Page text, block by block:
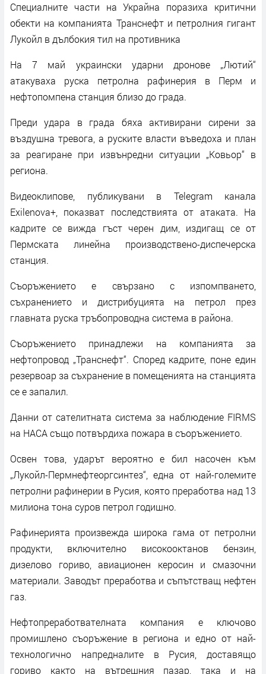
Специалните части на Украйна поразиха критични
обекти на компанията Транснефт и петролния гигант
Лукойл в дълбокия тил на противника
На 7 май украински ударни дронове „Лютий“
атакуваха руска петролна рафинерия в Перм и
нефтопомпена станция близо до града.
Преди удара в града бяха активирани сирени за
въздушна тревога, а руските власти въведоха и план
за реагиране при извънредни ситуации „Ковьор“ в
региона.
Видеоклипове, публикувани в Telegram канала
Exilenova+, показват последствията от атаката. На
кадрите се вижда гъст черен дим, издигащ се от
Пермската линейна производствено-диспечерска
станция.
Съоръжението е свързано с изпомпването,
съхранението и дистрибуцията на петрол през
главната руска тръбопроводна система в района.
Съоръжението принадлежи на компанията за
нефтопровод „Транснефт“. Според кадрите, поне един
резервоар за съхранение в помещенията на станцията
се е запалил.
Данни от сателитната система за наблюдение FIRMS
на НАСА също потвърдиха пожара в съоръжението.
Освен това, ударът вероятно е бил насочен към
„Лукойл-Пермнефтеоргсинтез“, една от най-големите
петролни рафинерии в Русия, която преработва над 13
милиона тона суров петрол годишно.
Рафинерията произвежда широка гама от петролни
продукти, включително високооктанов бензин,
дизелово гориво, авиационен керосин и смазочни
материали. Заводът преработва и съпътстващ нефтен
газ.
Нефтопреработвателната компания е ключово
промишлено съоръжение в региона и едно от най-
технологично напредналите в Русия, доставящо
гориво както на вътрешния пазар, така и на